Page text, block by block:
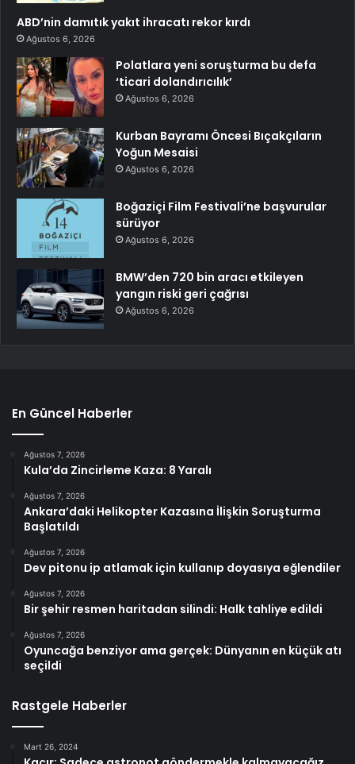
ABD’nin damıtık yakıt ihracatı rekor kırdı
Ağustos 6, 2026
Polatlara yeni soruşturma bu defa
‘ticari dolandırıcılık’
Ağustos 6, 2026
Kurban Bayramı Öncesi Bıçakçıların
Yoğun Mesaisi
Ağustos 6, 2026
Boğaziçi Film Festivali’ne başvurular
sürüyor
Ağustos 6, 2026
BMW’den 720 bin aracı etkileyen
yangın riski geri çağrısı
Ağustos 6, 2026
En Güncel Haberler
Ağustos 7, 2026
Kula’da Zincirleme Kaza: 8 Yaralı
Ağustos 7, 2026
Ankara’daki Helikopter Kazasına İlişkin Soruşturma
Başlatıldı
Ağustos 7, 2026
Dev pitonu ip atlamak için kullanıp doyasıya eğlendiler
Ağustos 7, 2026
Bir şehir resmen haritadan silindi: Halk tahliye edildi
Ağustos 7, 2026
Oyuncağa benziyor ama gerçek: Dünyanın en küçük atı
seçildi
Rastgele Haberler
Mart 26, 2024